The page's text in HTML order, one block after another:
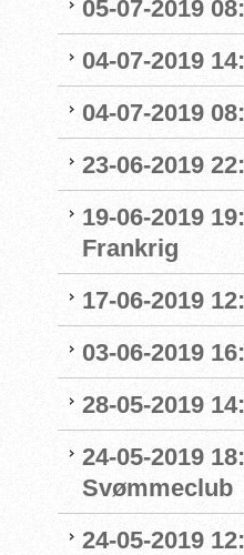
05-07-2019
04-07-2019
04-07-2019
23-06-2019
19-06-2019
Frankrig
17-06-2019
03-06-2019
28-05-2019
24-05-2019
Svømmeclub
24-05-2019